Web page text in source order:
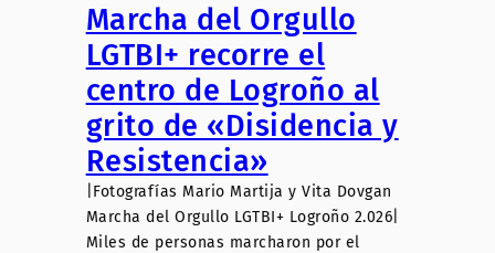
Marcha del Orgullo
LGTBI+ recorre el
centro de Logroño al
grito de «Disidencia y
Resistencia»
|Fotografías Mario Martija y Vita Dovgan
Marcha del Orgullo LGTBI+ Logroño 2.026|
Miles de personas marcharon por el